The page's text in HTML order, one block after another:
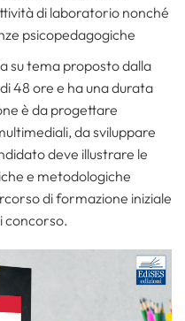
di laboratorio nonché
psicopedagogiche
su tema proposto dalla
48 ore e ha una durata
è da progettare
da sviluppare
deve illustrare le
e metodologiche
di formazione iniziale
concorso.